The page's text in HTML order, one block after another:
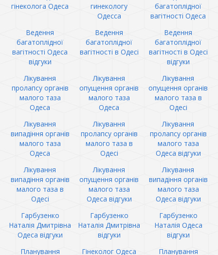
гінеколога Одеса
гинекологу
Одесса
багатоплідної
вагітності Одеса
Ведення
багатоплідної
вагітності Одеса
відгуки
Ведення
багатоплідної
вагітності в Одесі
Ведення
багатоплідної
вагітності в Одесі
відгуки
Лікування
пролапсу органів
малого таза
Одеса
Лікування
опущення органів
малого таза
Одеса
Лікування
опущення органів
малого таза в
Одесі
Лікування
випадіння органів
малого таза
Одеса
Лікування
пролапсу органів
малого таза в
Одесі
Лікування
пролапсу органів
малого таза
Одеса відгуки
Лікування
випадіння органів
малого таза в
Одесі
Лікування
опущення органів
малого таза
Одеса відгуки
Лікування
випадіння органів
малого таза
Одеса відгуки
Гарбузенко
Наталія Дмитрівна
Одеса відгуки
Гарбузенко
Наталія Дмитрівна
відгуки
Гарбузенко
Наталія Одеса
відгуки
Планування
Гінеколог Одеса
Планування